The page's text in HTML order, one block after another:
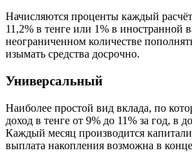
Начисляются проценты каждый
11,2% в тенге или 1% в иностранной
неограниченном количестве
изымать средства досрочно.
Универсальный
Наиболее простой вид вклада, по
доход в тенге от 9% до 11% за год, в
Каждый месяц производится
выплата накопления возможна в